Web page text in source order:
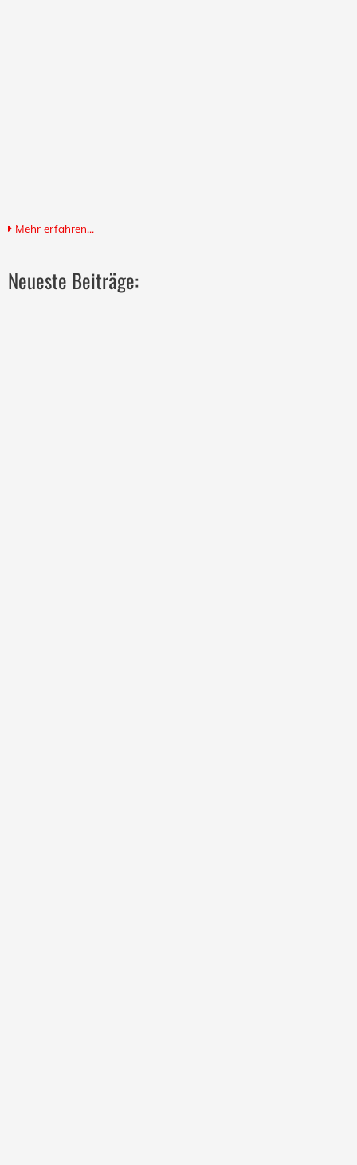
Mehr erfahren...
Neueste Beiträge: